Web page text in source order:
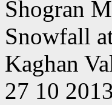
Shogran
Snowfall
Kaghan
27 10